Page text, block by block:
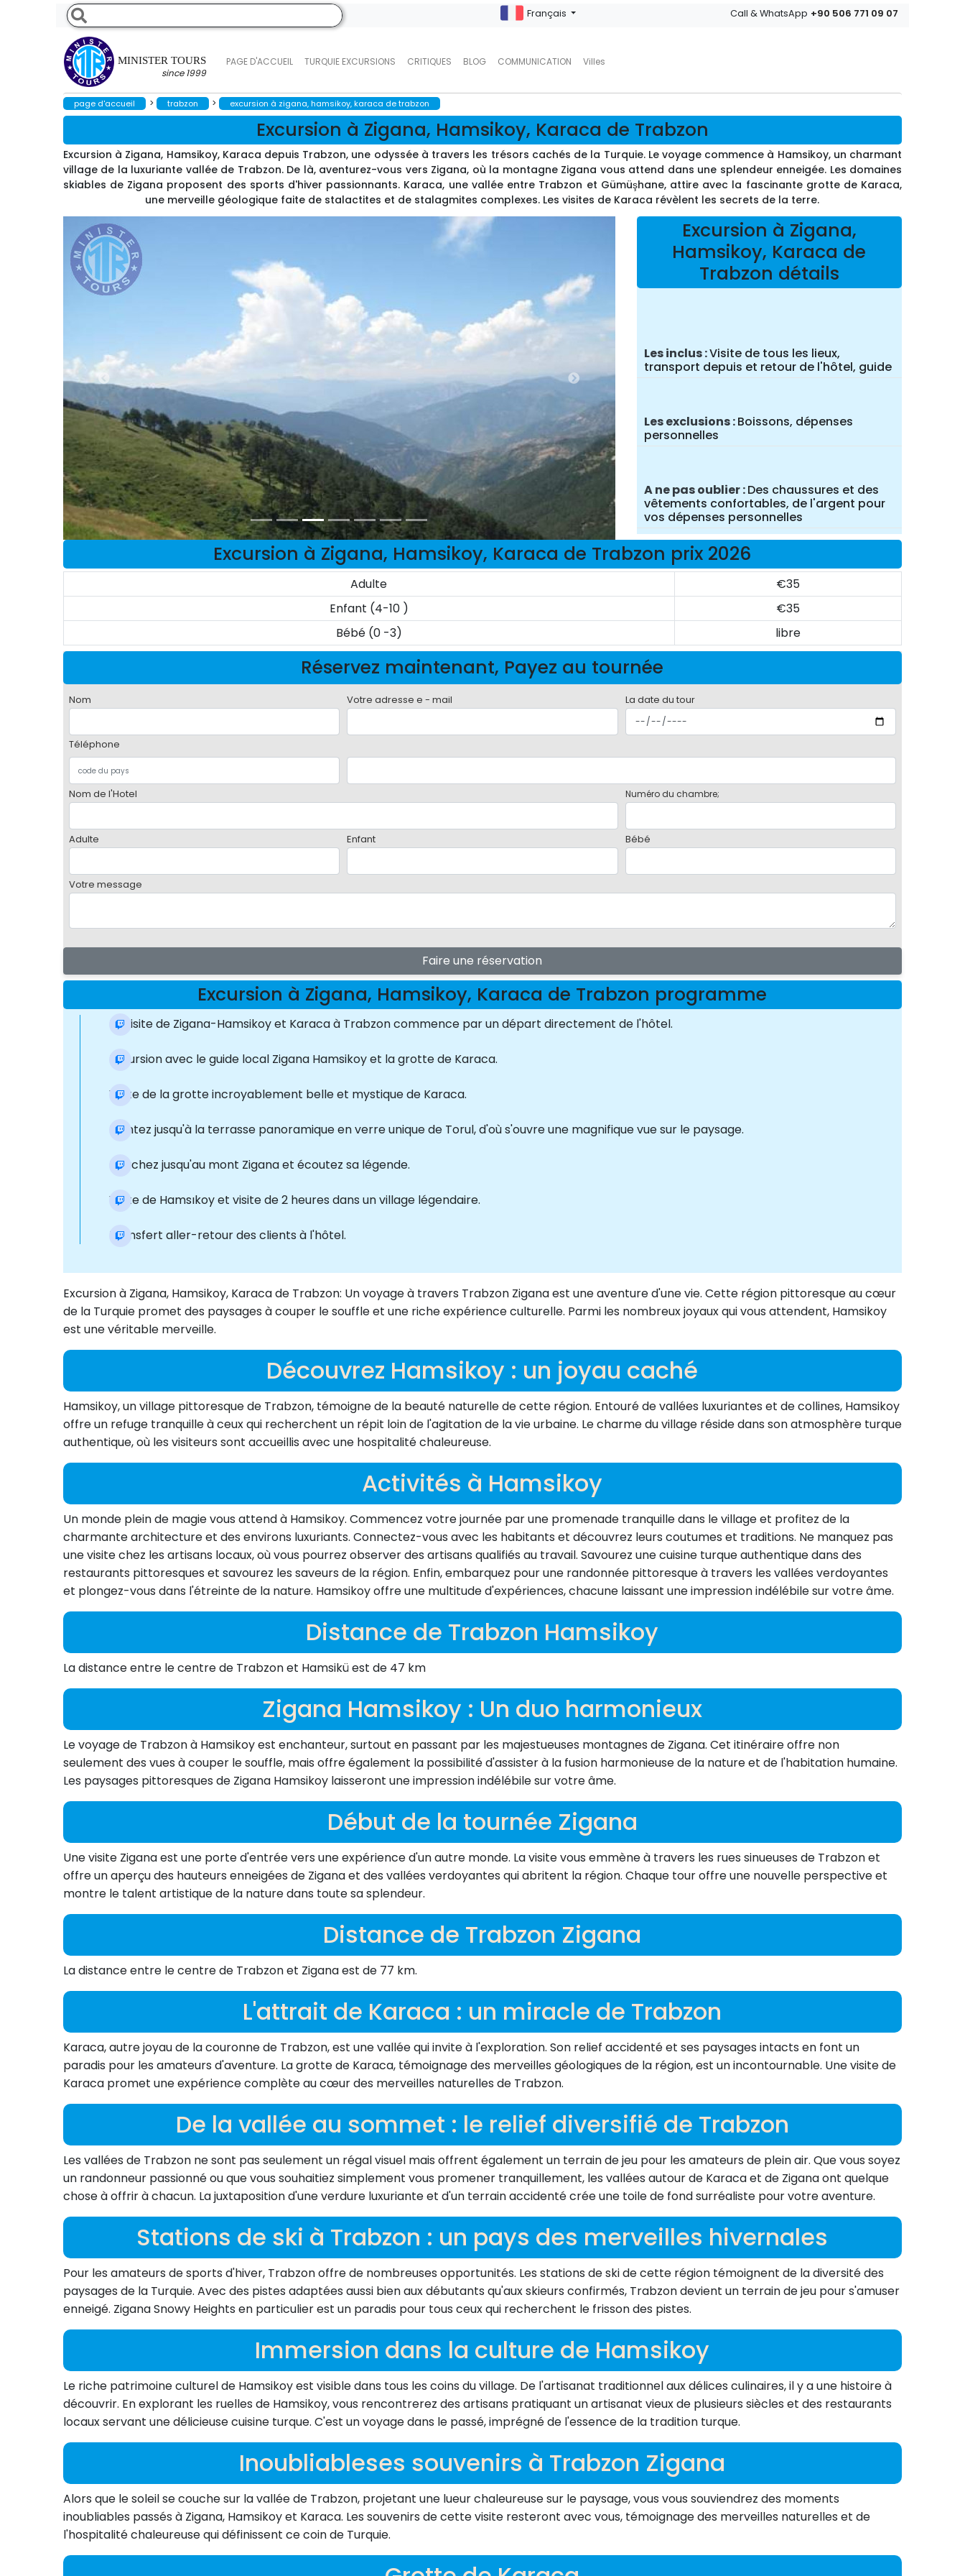
MINISTER TOURS
since 1999
PAGE D'ACCUEIL TURQUIE EXCURSIONS CRITIQUES BLOG COMMUNICATION Villes
Français Call & WhatsApp +90 506 771 09 07
page d'accueil > trabzon > excursion à zigana, hamsikoy, karaca de trabzon
Excursion à Zigana, Hamsikoy, Karaca de Trabzon
Excursion à Zigana, Hamsikoy, Karaca depuis Trabzon, une odyssée à travers les trésors cachés de la Turquie. Le voyage commence à Hamsikoy, un charmant
village de la luxuriante vallée de Trabzon. De là, aventurez-vous vers Zigana, où la montagne Zigana vous attend dans une splendeur enneigée. Les domaines
skiables de Zigana proposent des sports d'hiver passionnants. Karaca, une vallée entre Trabzon et Gümüşhane, attire avec la fascinante grotte de Karaca,
une merveille géologique faite de stalactites et de stalagmites complexes. Les visites de Karaca révèlent les secrets de la terre.
Excursion à Zigana,
Hamsikoy, Karaca de
Trabzon détails
Les inclus Visite de tous les lieux,
transport depuis et retour de l'hôtel, guide
Les exclusions Boissons, dépenses
personnelles
A ne pas oublier Des chaussures et des
vêtements confortables, de l'argent pour
vos dépenses personnelles
Excursion à Zigana, Hamsikoy, Karaca de Trabzon prix 2026
Adulte
€35
Enfant (4-10 )
€35
Bébé (0 -3)
libre
Réservez maintenant, Payez au tournée
Nom Votre adresse e - mail La date du tour
Téléphone
Nom de l'Hotel Numéro du chambre;
Adulte Enfant Bébé
Votre message
Faire une réservation
Excursion à Zigana, Hamsikoy, Karaca de Trabzon programme
La visite de Zigana-Hamsikoy et Karaca à Trabzon commence par un départ directement de l'hôtel.
Excursion avec le guide local Zigana Hamsikoy et la grotte de Karaca.
Visite de la grotte incroyablement belle et mystique de Karaca.
Montez jusqu'à la terrasse panoramique en verre unique de Torul, d'où s'ouvre une magnifique vue sur le paysage.
Marchez jusqu'au mont Zigana et écoutez sa légende.
Visite de Hamsıkoy et visite de 2 heures dans un village légendaire.
Transfert aller-retour des clients à l'hôtel.
Excursion à Zigana, Hamsikoy, Karaca de Trabzon: Un voyage à travers Trabzon Zigana est une aventure d'une vie. Cette région pittoresque au cœur
de la Turquie promet des paysages à couper le souffle et une riche expérience culturelle. Parmi les nombreux joyaux qui vous attendent, Hamsikoy
est une véritable merveille.
Découvrez Hamsikoy : un joyau caché
Hamsikoy, un village pittoresque de Trabzon, témoigne de la beauté naturelle de cette région. Entouré de vallées luxuriantes et de collines, Hamsikoy
offre un refuge tranquille à ceux qui recherchent un répit loin de l'agitation de la vie urbaine. Le charme du village réside dans son atmosphère turque
authentique, où les visiteurs sont accueillis avec une hospitalité chaleureuse.
Activités à Hamsikoy
Un monde plein de magie vous attend à Hamsikoy. Commencez votre journée par une promenade tranquille dans le village et profitez de la
charmante architecture et des environs luxuriants. Connectez-vous avec les habitants et découvrez leurs coutumes et traditions. Ne manquez pas
une visite chez les artisans locaux, où vous pourrez observer des artisans qualifiés au travail. Savourez une cuisine turque authentique dans des
restaurants pittoresques et savourez les saveurs de la région. Enfin, embarquez pour une randonnée pittoresque à travers les vallées verdoyantes
et plongez-vous dans l'étreinte de la nature. Hamsikoy offre une multitude d'expériences, chacune laissant une impression indélébile sur votre âme.
Distance de Trabzon Hamsikoy
La distance entre le centre de Trabzon et Hamsikü est de 47 km
Zigana Hamsikoy : Un duo harmonieux
Le voyage de Trabzon à Hamsikoy est enchanteur, surtout en passant par les majestueuses montagnes de Zigana. Cet itinéraire offre non
seulement des vues à couper le souffle, mais offre également la possibilité d'assister à la fusion harmonieuse de la nature et de l'habitation humaine.
Les paysages pittoresques de Zigana Hamsikoy laisseront une impression indélébile sur votre âme.
Début de la tournée Zigana
Une visite Zigana est une porte d'entrée vers une expérience d'un autre monde. La visite vous emmène à travers les rues sinueuses de Trabzon et
offre un aperçu des hauteurs enneigées de Zigana et des vallées verdoyantes qui abritent la région. Chaque tour offre une nouvelle perspective et
montre le talent artistique de la nature dans toute sa splendeur.
Distance de Trabzon Zigana
La distance entre le centre de Trabzon et Zigana est de 77 km.
L'attrait de Karaca : un miracle de Trabzon
Karaca, autre joyau de la couronne de Trabzon, est une vallée qui invite à l'exploration. Son relief accidenté et ses paysages intacts en font un
paradis pour les amateurs d'aventure. La grotte de Karaca, témoignage des merveilles géologiques de la région, est un incontournable. Une visite de
Karaca promet une expérience complète au cœur des merveilles naturelles de Trabzon.
De la vallée au sommet : le relief diversifié de Trabzon
Les vallées de Trabzon ne sont pas seulement un régal visuel mais offrent également un terrain de jeu pour les amateurs de plein air. Que vous soyez
un randonneur passionné ou que vous souhaitiez simplement vous promener tranquillement, les vallées autour de Karaca et de Zigana ont quelque
chose à offrir à chacun. La juxtaposition d'une verdure luxuriante et d'un terrain accidenté crée une toile de fond surréaliste pour votre aventure.
Stations de ski à Trabzon : un pays des merveilles hivernales
Pour les amateurs de sports d'hiver, Trabzon offre de nombreuses opportunités. Les stations de ski de cette région témoignent de la diversité des
paysages de la Turquie. Avec des pistes adaptées aussi bien aux débutants qu'aux skieurs confirmés, Trabzon devient un terrain de jeu pour s'amuser
enneigé. Zigana Snowy Heights en particulier est un paradis pour tous ceux qui recherchent le frisson des pistes.
Immersion dans la culture de Hamsikoy
Le riche patrimoine culturel de Hamsikoy est visible dans tous les coins du village. De l'artisanat traditionnel aux délices culinaires, il y a une histoire à
découvrir. En explorant les ruelles de Hamsikoy, vous rencontrerez des artisans pratiquant un artisanat vieux de plusieurs siècles et des restaurants
locaux servant une délicieuse cuisine turque. C'est un voyage dans le passé, imprégné de l'essence de la tradition turque.
Inoubliableses souvenirs à Trabzon Zigana
Alors que le soleil se couche sur la vallée de Trabzon, projetant une lueur chaleureuse sur le paysage, vous vous souviendrez des moments
inoubliables passés à Zigana, Hamsikoy et Karaca. Les souvenirs de cette visite resteront avec vous, témoignage des merveilles naturelles et de
l'hospitalité chaleureuse qui définissent ce coin de Turquie.